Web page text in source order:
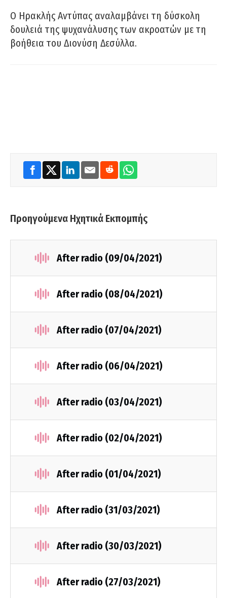
Ο Ηρακλής Αντύπας αναλαμβάνει τη δύσκολη
δουλειά της ψυχανάλυσης των ακροατών με τη
βοήθεια του Διονύση Δεσύλλα.
Προηγούμενα Ηχητικά Εκπομπής
After radio (09/04/2021)
After radio (08/04/2021)
After radio (07/04/2021)
After radio (06/04/2021)
After radio (03/04/2021)
After radio (02/04/2021)
After radio (01/04/2021)
After radio (31/03/2021)
After radio (30/03/2021)
After radio (27/03/2021)